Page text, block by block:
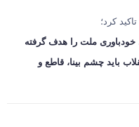
کرد؛
خودباوری ملت را هدف گرفته
باید چشم بینا، قاطع و